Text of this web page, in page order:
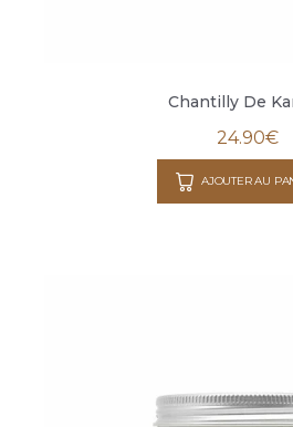
Chantilly De
24.90€
AJOUTER AU